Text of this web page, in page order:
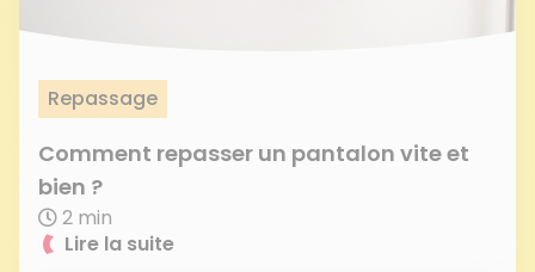
Repassage
Comment repasser un pantalon vite et
bien ?
2 min
Lire la suite